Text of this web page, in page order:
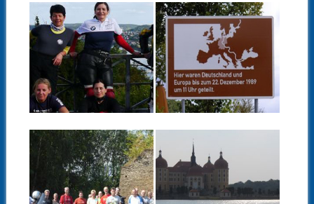
27.09.15
DIE FRAUENTOUR
2015 – MIT DEM
MOTORRAD
UNTERWEGS IN
FRANKEN
▶
15.09.15
BIKERTOUR
DURCH
THÜRINGEN UND
DIE RHÖN –
SEPTEMBER 2015
▶
24.08.15
BMW-
KUNDENTOUR
DRESDEN –
AUGUST 2015
23.08.15
UNSERE
BIKERTOUR
DURCH SACHSEN
– AUGUST 2015